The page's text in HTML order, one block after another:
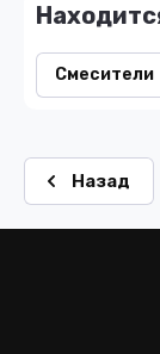
Смесители
Назад